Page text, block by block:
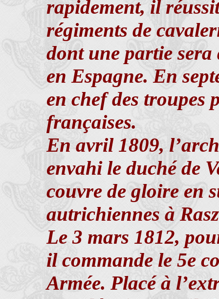
rapidement, il
régiments de
dont une partie
en Espagne. En
en chef des troupes
françaises.
En avril 1809,
envahi le duché de
couvre de gloire en
autrichiennes à
Le 3 mars 1812,
il commande le 5e
Armée. Placé à